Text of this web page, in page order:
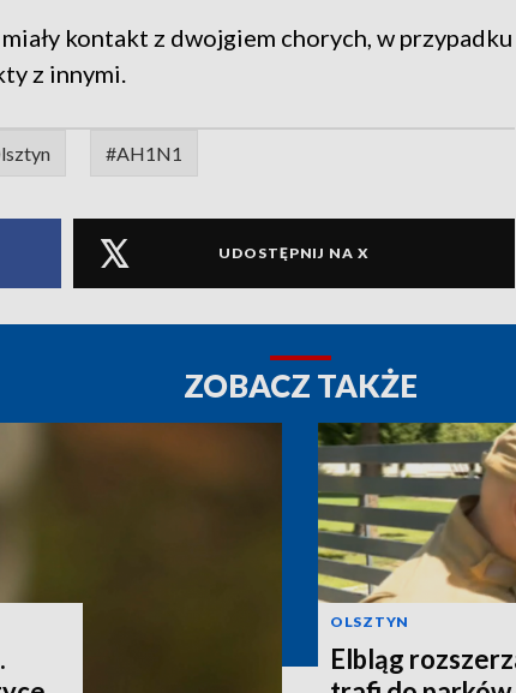
kontakt z dwojgiem chorych, w przypadku
z innymi.
#AH1N1
UDOSTĘPNIJ NA X
ZOBACZ TAKŻE
OLSZTYN
Elbląg